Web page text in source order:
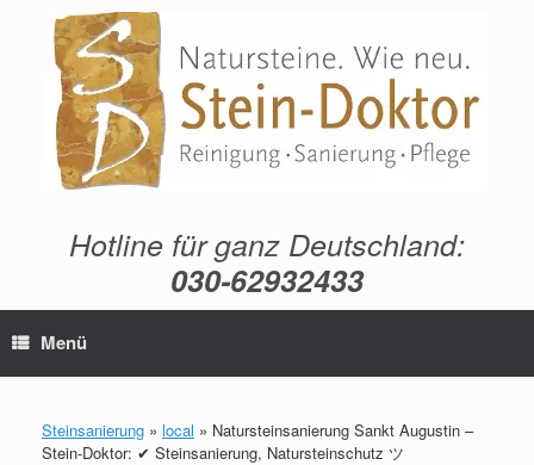
springen
Hotline für ganz Deutschland:
030-62932433
Menü
Steinsanierung » local » Natursteinsanierung Sankt Augustin –
Stein-Doktor: ✔ Steinsanierung, Natursteinschutz ツ